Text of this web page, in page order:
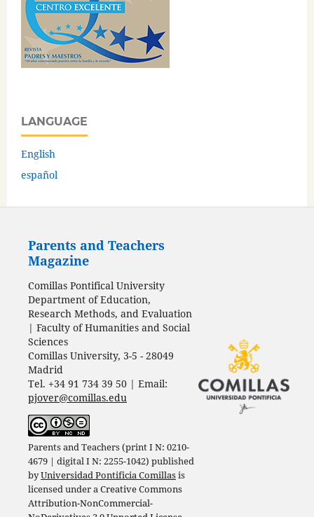
LANGUAGE
English
español
Parents and Teachers
Magazine
Comillas Pontifical University
Department of Education,
Research Methods, and Evaluation
| Faculty of Humanities and Social
Sciences
Comillas University, 3-5 - 28049
Madrid
Tel. +34 91 734 39 50 | Email:
pjover@comillas.edu
Parents and Teachers (print I N: 0210-
4679 | digital I N: 2255-1042) published
byUniversidad Pontificia Comillasis
licensed under aCreative Commons
Attribution-NonCommercial-